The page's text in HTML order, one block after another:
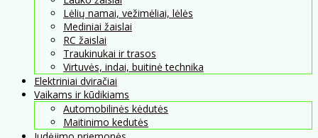
Lėlių namai, vežimėliai, lėlės
Mediniai žaislai
RC žaislai
Traukinukai ir trasos
Virtuvės, indai, buitinė technika
Elektriniai dviračiai
Vaikams ir kūdikiams
Automobilinės kėdutės
Maitinimo kedutės